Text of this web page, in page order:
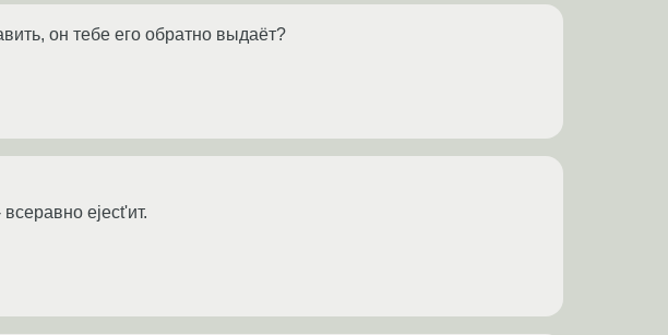
он тебе его обратно выдаёт?
eject'ит.